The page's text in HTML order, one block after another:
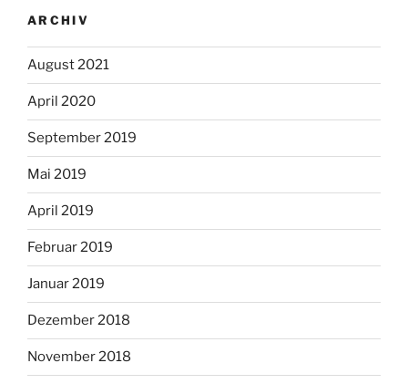
ARCHIV
August 2021
April 2020
September 2019
Mai 2019
April 2019
Februar 2019
Januar 2019
Dezember 2018
November 2018